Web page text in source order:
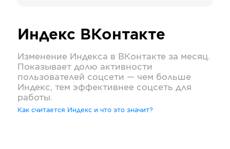
Индекс ВКонтакте
Изменение Индекса в ВКонтакте за месяц.
Показывает долю активности
пользователей соцсети — чем больше
Индекс, тем эффективнее соцсеть для
работы.
Как считается Индекс и что это значит?